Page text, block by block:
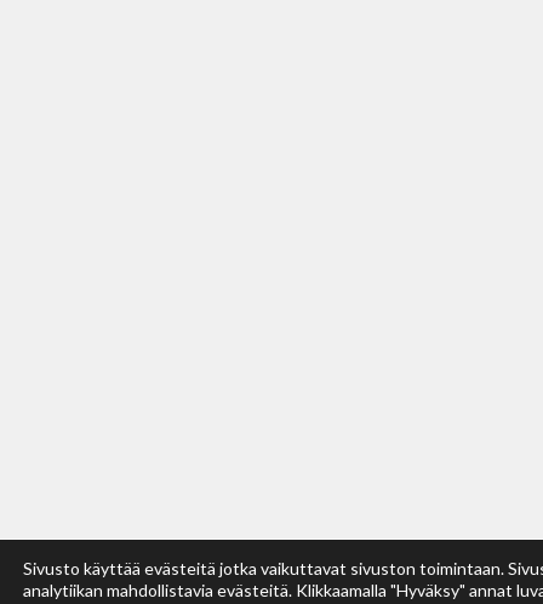
Sivusto käyttää evästeitä jotka vaikuttavat sivuston toimintaan.
analytiikan mahdollistavia evästeitä. Klikkaamalla "Hyväksy" annat